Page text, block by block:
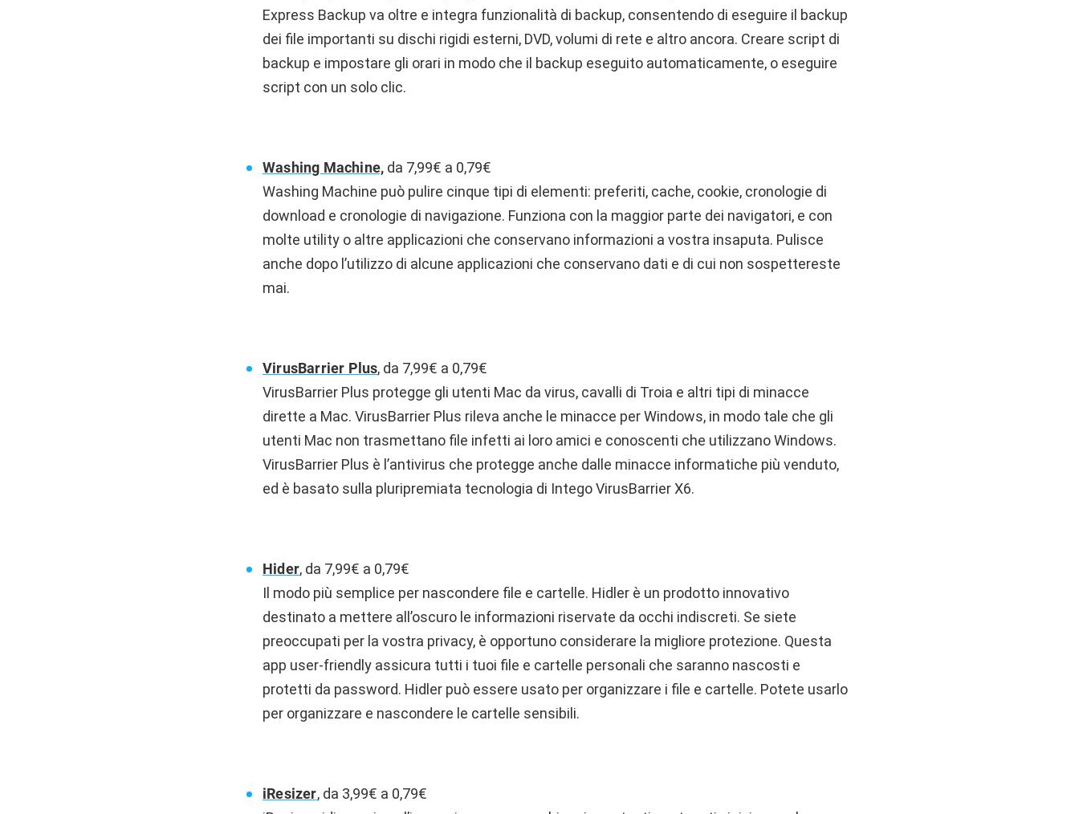
Express Backup va oltre e integra funzionalità di backup, consentendo di eseguire il backup
dei file importanti su dischi rigidi esterni, DVD, volumi di rete e altro ancora. Creare script di
backup e impostare gli orari in modo che il backup eseguito automaticamente, o eseguire
script con un solo clic.
Washing Machine, da 7,99€ a 0,79€
Washing Machine può pulire cinque tipi di elementi: preferiti, cache, cookie, cronologie di
download e cronologie di navigazione. Funziona con la maggior parte dei navigatori, e con
molte utility o altre applicazioni che conservano informazioni a vostra insaputa. Pulisce
anche dopo l’utilizzo di alcune applicazioni che conservano dati e di cui non sospettereste
mai.
VirusBarrier Plus, da 7,99€ a 0,79€
VirusBarrier Plus protegge gli utenti Mac da virus, cavalli di Troiа e altri tipi di minacce
dirette a Mac. VirusBarrier Plus rileva anche le minacce per Windows, in modo tale che gli
utenti Mac non trasmettano file infetti ai loro amici e conoscenti che utilizzano Windows.
VirusBarrier Plus è l’antivirus che protegge anche dalle minacce informatiche più venduto,
ed è basato sulla pluripremiata tecnologia di Intego VirusBarrier X6.
Hider, da 7,99€ a 0,79€
Il modo più semplice per nascondere file e cartelle. Hidler è un prodotto innovativo
destinato a mettere all’oscuro le informazioni riservate da occhi indiscreti. Se siete
preoccupati per la vostra privacy, è opportuno considerare la migliore protezione. Questa
app user-friendly assicura tutti i tuoi file e cartelle personali che saranno nascosti e
protetti da password. Hidler può essere usato per organizzare i file e cartelle. Potete usarlo
per organizzare e nascondere le cartelle sensibili.
iResizer, da 3,99€ a 0,79€